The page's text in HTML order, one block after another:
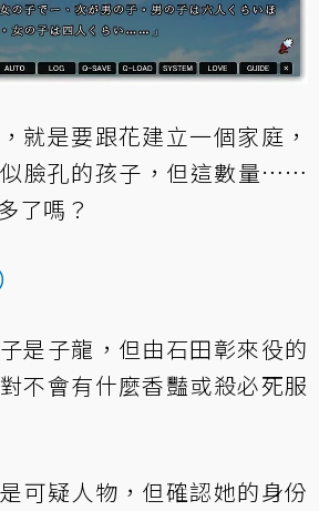
就是要跟花建立一個家庭，
臉孔的孩子，但這數量……
了嗎？
是子龍，但由石田彰來役的
不會有什麼香豔或殺必死服
可疑人物，但確認她的身份